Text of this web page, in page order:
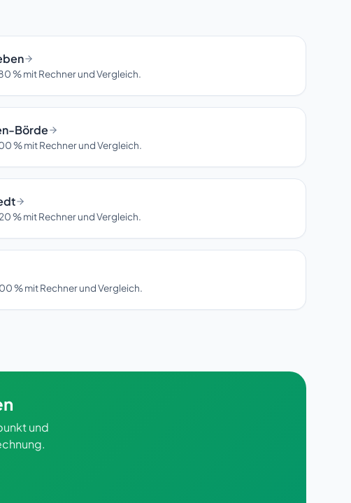
% mit Rechner und Vergleich.
Börde
% mit Rechner und Vergleich.
% mit Rechner und Vergleich.
% mit Rechner und Vergleich.
und